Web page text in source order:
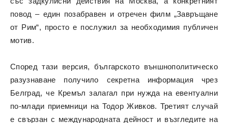
повод – един позабравен и отречен филм „Завръщане
от Рим“, просто е послужил за необходимия публичен
мотив.
Според тази версия, българското външнополитическо
разузнаване получило секретна информация чрез
Белград, че Кремъл залагал при нужда на евентуални
по-млади приемници на Тодор Живков. Третият случай
е свързан с международната дейност и възгледите на